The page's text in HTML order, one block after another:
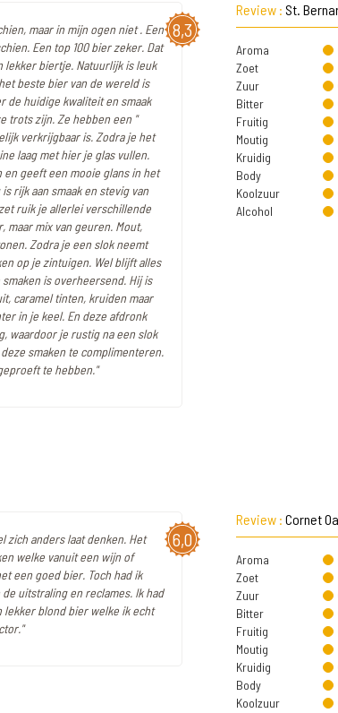
8,3
maar in mijn ogen niet . Een
Een top 100 bier zeker. Dat
lekker biertje. Natuurlijk is leuk
beste bier van de wereld is
de huidige kwaliteit en smaak
trots zijn. Ze hebben een "
verkrijgbaar is. Zodra je het
laag met hier je glas vullen.
geeft een mooie glans in het
rijk aan smaak en stevig van
ruik je allerlei verschillende
maar mix van geuren. Mout,
Zodra je een slok neemt
op je zintuigen. Wel blijft alles
is overheersend. Hij is
caramel tinten, kruiden maar
in je keel. En deze afdronk
waardoor je rustig na een slok
smaken te complimenteren.
te hebben."
Review : St.
Aroma
Zoet
Zuur
Bitter
Fruitig
Moutig
Kruidig
Body
Koolzuur
Alcohol
6,0
zich anders laat denken. Het
welke vanuit een wijn of
een goed bier. Toch had ik
uitstraling en reclames. Ik had
blond bier welke ik echt
Review : Cornet
Aroma
Zoet
Zuur
Bitter
Fruitig
Moutig
Kruidig
Body
Koolzuur